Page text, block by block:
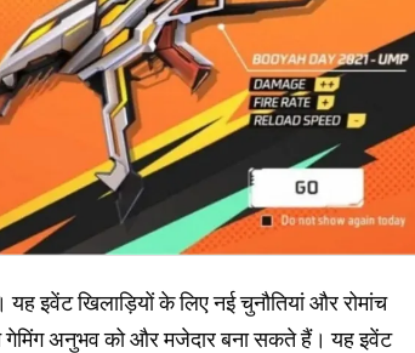
इवेंट खिलाड़ियों के लिए नई चुनौतियां और रोमांच
अनुभव को और मजेदार बना सकते हैं। यह इवेंट